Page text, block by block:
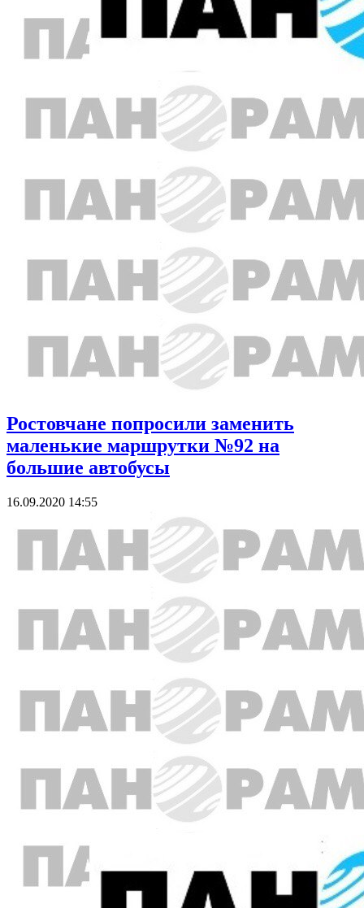
Ростовчане попросили заменить
маленькие маршрутки №92 на
большие автобусы
16.09.2020 14:55